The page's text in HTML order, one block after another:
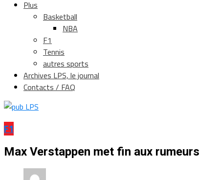
Plus
Basketball
NBA
F1
Tennis
autres sports
Archives LPS, le journal
Contacts / FAQ
F1
Max Verstappen met fin aux rumeurs